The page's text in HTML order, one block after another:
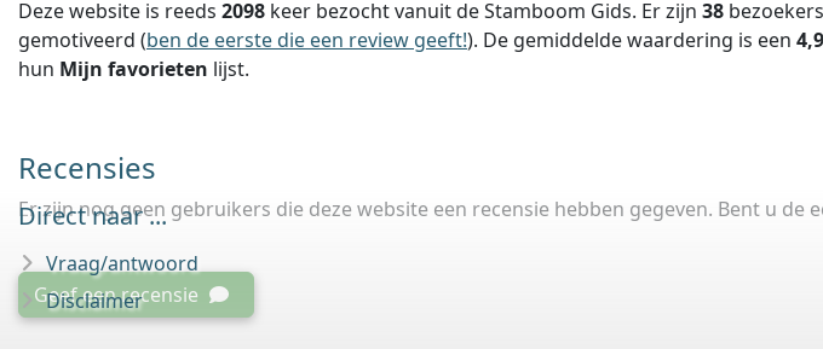
Deze website is reeds 2098 keer bezocht vanuit de Stamboom Gids. Er zijn 38
gemotiveerd (ben de eerste die een review geeft!). De gemiddelde waardering is een 4,9
hun Mijn favorieten lijst.
Recensies
Er zijn nog geen gebruikers die deze website een recensie hebben gegeven. Bent u de
Geef een recensie
Direct naar ...
Vraag/antwoord
Disclaimer